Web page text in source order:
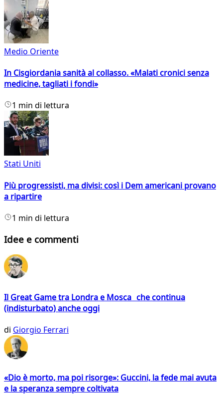
Medio Oriente
In Cisgiordania sanità al collasso. «Malati cronici senza
medicine, tagliati i fondi»
1 min di lettura
Stati Uniti
Più progressisti, ma divisi: così i Dem americani provano
a ripartire
1 min di lettura
Idee e commenti
Il Great Game tra Londra e Mosca che continua
(indisturbato) anche oggi
di Giorgio Ferrari
«Dio è morto, ma poi risorge»: Guccini, la fede mai avuta
e la speranza sempre coltivata